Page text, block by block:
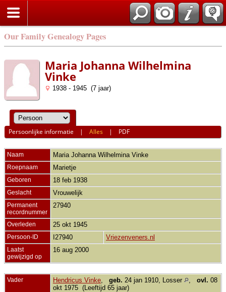
Our Family Genealogy Pages
Maria Johanna Wilhelmina
Vinke
1938 - 1945 (7 jaar)
Persoonlijke informatie |Alles | PDF
Naam Maria Johanna Wilhelmina Vinke
Roepnaam Marietje
Geboren 18 feb 1938
Geslacht Vrouwelijk
Permanent
recordnummer
27940
Overleden 25 okt 1945
Persoon-ID I27940 Vriezenveners.nl
Laatst
gewijzigd op
16 aug 2000
Vader Hendricus Vinke geb. 24 jan 1910, Losser ovl. 08
okt 1975 (Leeftijd 65 jaar)